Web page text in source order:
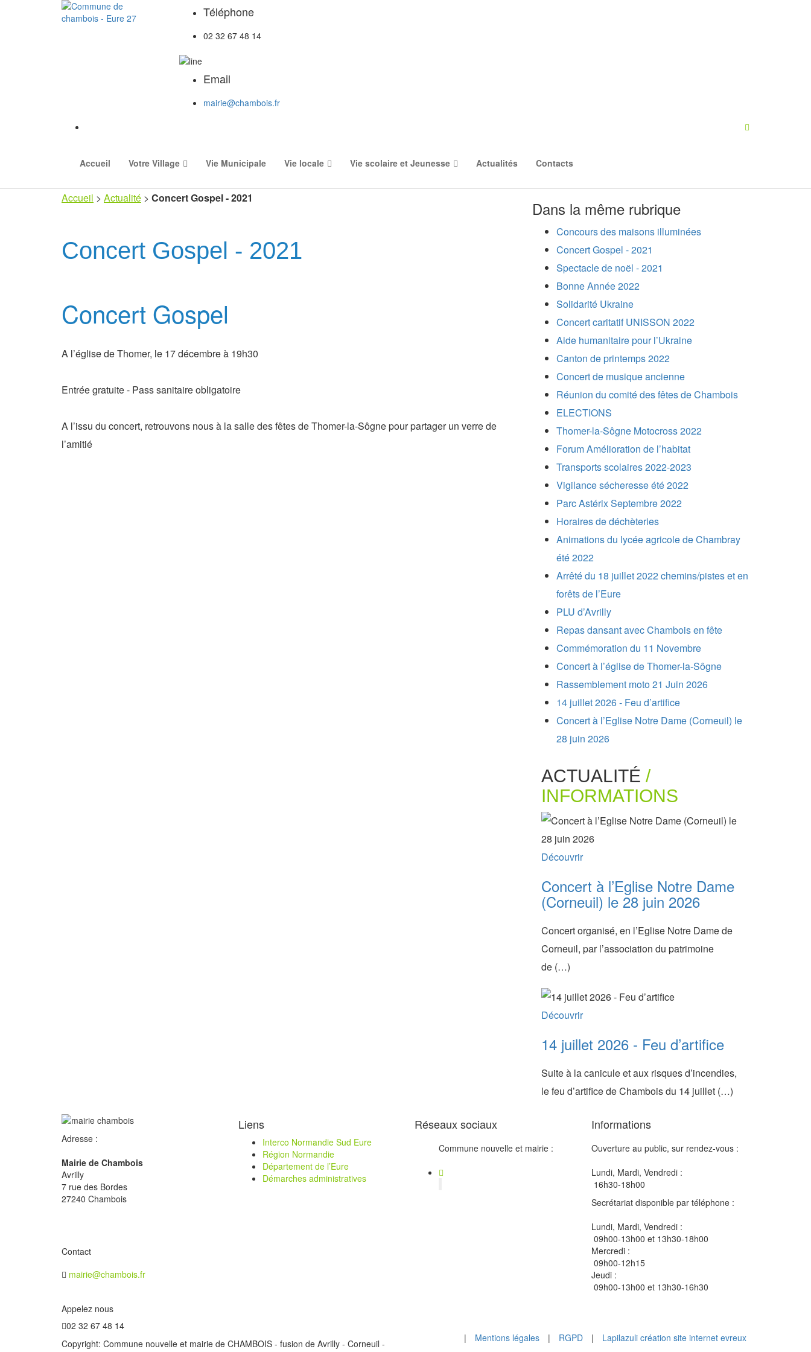
Téléphone
02 32 67 48 14
Email
mairie@chambois.fr
Accueil Votre Village Vie Municipale Vie locale Vie scolaire et Jeunesse Actualités Contacts
Accueil > Actualité > Concert Gospel - 2021
Concert Gospel - 2021
Concert Gospel
A l’église de Thomer, le 17 décembre à 19h30
Entrée gratuite - Pass sanitaire obligatoire
A l’issu du concert, retrouvons nous à la salle des fêtes de Thomer-la-Sôgne pour partager un verre de
l’amitié
Dans la même rubrique
Concours des maisons illuminées
Concert Gospel - 2021
Spectacle de noël - 2021
Bonne Année 2022
Solidarité Ukraine
Concert caritatif UNISSON 2022
Aide humanitaire pour l’Ukraine
Canton de printemps 2022
Concert de musique ancienne
Réunion du comité des fêtes de Chambois
ELECTIONS
Thomer-la-Sôgne Motocross 2022
Forum Amélioration de l’habitat
Transports scolaires 2022-2023
Vigilance sécheresse été 2022
Parc Astérix Septembre 2022
Horaires de déchèteries
Animations du lycée agricole de Chambray
été 2022
Arrêté du 18 juillet 2022 chemins/pistes et en
forêts de l’Eure
PLU d’Avrilly
Repas dansant avec Chambois en fête
Commémoration du 11 Novembre
Concert à l’église de Thomer-la-Sôgne
Rassemblement moto 21 Juin 2026
14 juillet 2026 - Feu d’artifice
Concert à l’Eglise Notre Dame (Corneuil) le
28 juin 2026
ACTUALITÉ /
INFORMATIONS
Découvrir
Concert à l’Eglise Notre Dame
(Corneuil) le 28 juin 2026
Concert organisé, en l’Eglise Notre Dame de
Corneuil, par l’association du patrimoine
de (…)
Découvrir
14 juillet 2026 - Feu d’artifice
Suite à la canicule et aux risques d’incendies,
le feu d’artifice de Chambois du 14 juillet (…)
Adresse :
Mairie de Chambois
Avrilly
7 rue des Bordes
27240 Chambois
Contact
mairie@chambois.fr
Appelez nous
02 32 67 48 14
Liens
Interco Normandie Sud Eure
Région Normandie
Département de l’Eure
Démarches administratives
Réseaux sociaux
Commune nouvelle et mairie :
Informations
Ouverture au public, sur rendez-vous :
Lundi, Mardi, Vendredi :
16h30-18h00
Secrétariat disponible par téléphone :
Lundi, Mardi, Vendredi :
09h00-13h00 et 13h30-18h00
Mercredi :
09h00-12h15
Jeudi :
09h00-13h00 et 13h30-16h30
Copyright: Commune nouvelle et mairie de CHAMBOIS - fusion de Avrilly - Corneuil -
| Mentions légales | RGPD | Lapilazuli création site internet evreux